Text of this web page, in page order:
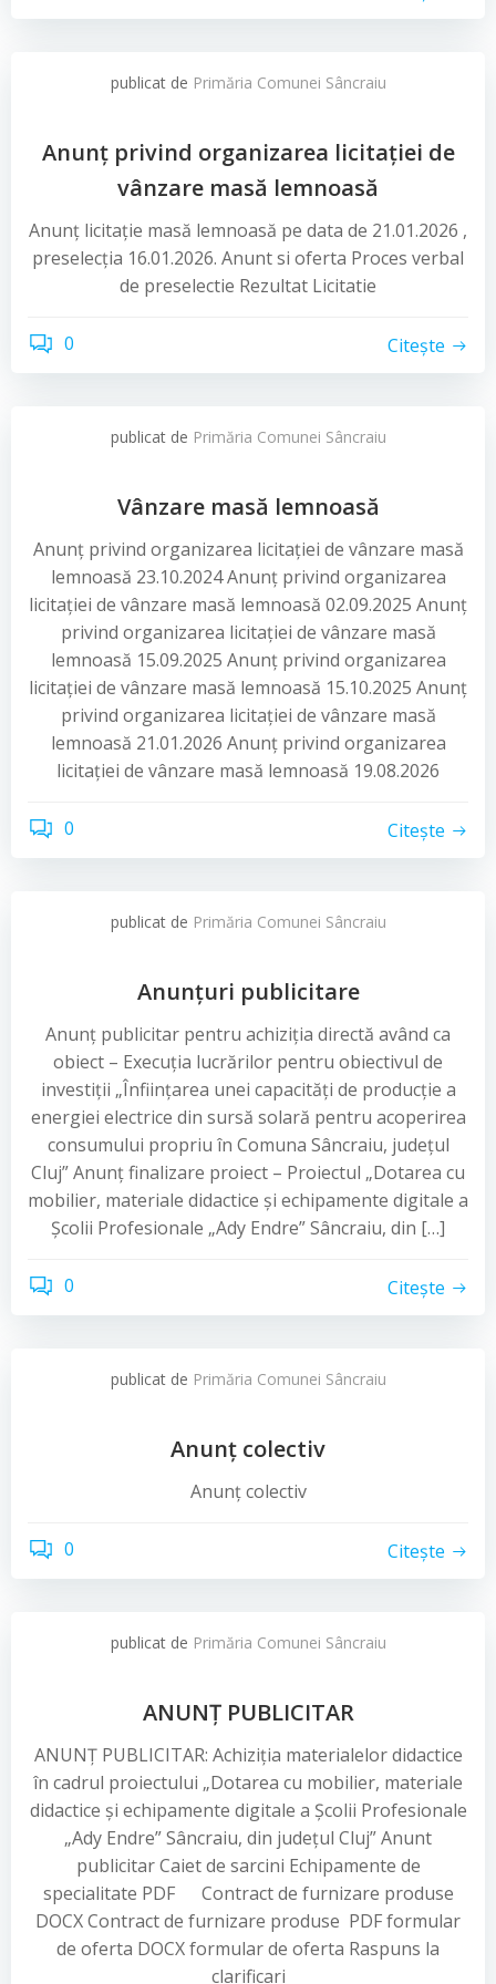
publicat de Primăria Comunei Sâncraiu
Anunț privind organizarea licitației de
vânzare masă lemnoasă
Anunț licitație masă lemnoasă pe data de 21.01.2026 ,
preselecția 16.01.2026. Anunt si oferta Proces verbal
de preselectie Rezultat Licitatie
0 Citește
publicat de Primăria Comunei Sâncraiu
Vânzare masă lemnoasă
Anunț privind organizarea licitației de vânzare masă
lemnoasă 23.10.2024 Anunț privind organizarea
licitației de vânzare masă lemnoasă 02.09.2025 Anunț
privind organizarea licitației de vânzare masă
lemnoasă 15.09.2025 Anunț privind organizarea
licitației de vânzare masă lemnoasă 15.10.2025 Anunț
privind organizarea licitației de vânzare masă
lemnoasă 21.01.2026 Anunț privind organizarea
licitației de vânzare masă lemnoasă 19.08.2026
0 Citește
publicat de Primăria Comunei Sâncraiu
Anunțuri publicitare
Anunț publicitar pentru achiziția directă având ca
obiect – Execuția lucrărilor pentru obiectivul de
investiții „Înființarea unei capacități de producție a
energiei electrice din sursă solară pentru acoperirea
consumului propriu în Comuna Sâncraiu, județul
Cluj” Anunț finalizare proiect – Proiectul „Dotarea cu
mobilier, materiale didactice și echipamente digitale a
Școlii Profesionale „Ady Endre” Sâncraiu, din […]
0 Citește
publicat de Primăria Comunei Sâncraiu
Anunț colectiv
Anunț colectiv
0 Citește
publicat de Primăria Comunei Sâncraiu
ANUNȚ PUBLICITAR
ANUNȚ PUBLICITAR: Achiziția materialelor didactice
în cadrul proiectului „Dotarea cu mobilier, materiale
didactice și echipamente digitale a Școlii Profesionale
„Ady Endre” Sâncraiu, din județul Cluj” Anunt
publicitar Caiet de sarcini Echipamente de
specialitate PDF Contract de furnizare produse
DOCX Contract de furnizare produse PDF formular
de oferta DOCX formular de oferta Raspuns la
clarificari